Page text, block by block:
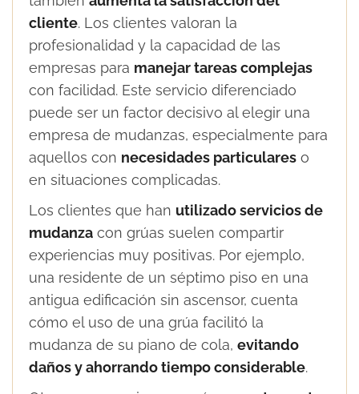
cliente. Los clientes valoran la
profesionalidad y la capacidad de las
empresas para manejar tareas complejas
con facilidad. Este servicio diferenciado
puede ser un factor decisivo al elegir una
empresa de mudanzas, especialmente para
aquellos con necesidades particulares o
en situaciones complicadas.
Los clientes que han utilizado servicios de
mudanza con grúas suelen compartir
experiencias muy positivas. Por ejemplo,
una residente de un séptimo piso en una
antigua edificación sin ascensor, cuenta
cómo el uso de una grúa facilitó la
mudanza de su piano de cola, evitando
daños y ahorrando tiempo considerable.